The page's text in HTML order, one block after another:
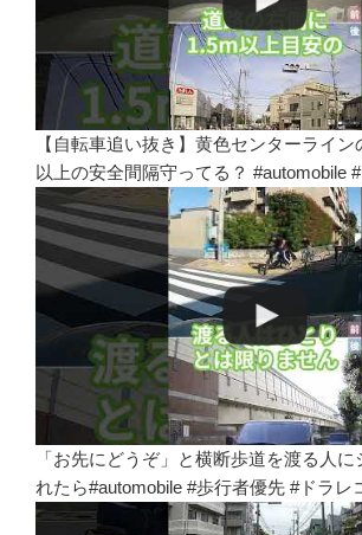
【自転車追い抜き】黄色センターライン
以上の安全間隔守ってる？ #automobile
「お先にどうぞ」と横断歩道を渡る人に
れたら#automobile #歩行者優先 #ドラレ